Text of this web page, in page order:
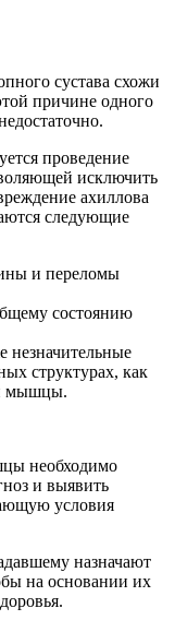
сустава схожи
причине одного
проведение
исключить
ахиллова
следующие
и переломы
состоянию
структурах, как
мышцы.
необходимо
и выявить
условия
назначают
на основании их